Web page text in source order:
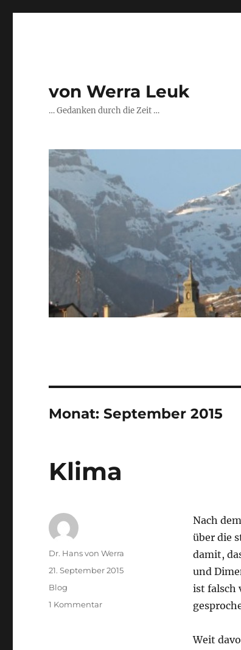
von Werra Leuk
… Gedanken durch die Zeit …
Monat:September 2015
Klima
Nach
über die
damit,
und
ist falsch
Weit
Autor
Dr. Hans von Werra
Veröffentlicht
am
21. September 2015
Kategorien
Blog
1 Kommentarzu